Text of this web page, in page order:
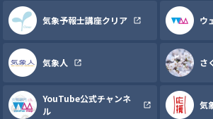
気象予報士講座クリア ウ
気象人 さ
YouTube公式チャンネ
ル
気